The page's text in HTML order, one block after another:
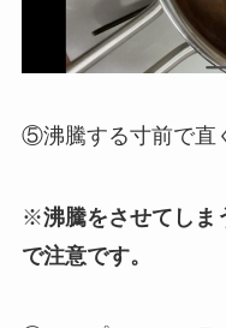
⑤沸騰する寸前で直
※沸騰をさせてしま
で注意です。